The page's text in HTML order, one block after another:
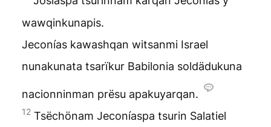
wawqinkunapis.
Jeconías kawashqan witsanmi Israel
nunakunata tsarïkur Babilonia soldädukuna
nacionninman prësu apakuyarqan.
12 Tsëchönam Jeconíaspa tsurin Salatiel